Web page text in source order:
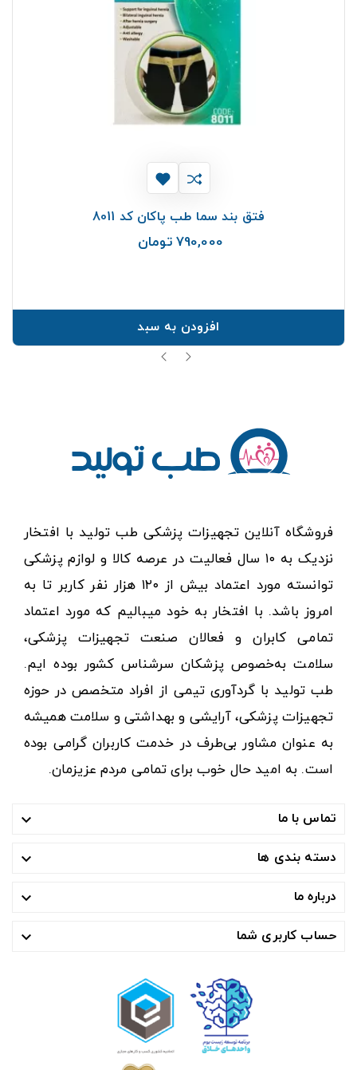
فتق بند سما طب پاکان کد 8011
790,000 تومان
افزودن به سبد
فروشگاه آنلاین تجهیزات پزشکی طب تولید با افتخار
نزدیک به ۱۰ سال فعالیت در عرصه کالا و لوازم پزشکی
توانسته مورد اعتماد بیش از ۱۲۰ هزار نفر کاربر تا به
امروز باشد. با افتخار به خود میبالیم که مورد اعتماد
تمامی کابران و فعالان صنعت تجهیزات پزشکی،
سلامت به‌خصوص پزشکان سرشناس کشور بوده ایم.
طب تولید با گردآوری تیمی از افراد متخصص در حوزه
تجهیزات پزشکی، آرایشی و بهداشتی و سلامت همیشه
به عنوان مشاور بی‌طرف در خدمت کاربران گرامی بوده
است. به امید حال خوب برای تمامی مردم عزیزمان.
تماس با ما 
دسته بندی ها 
درباره ما 
حساب کاربری شما 